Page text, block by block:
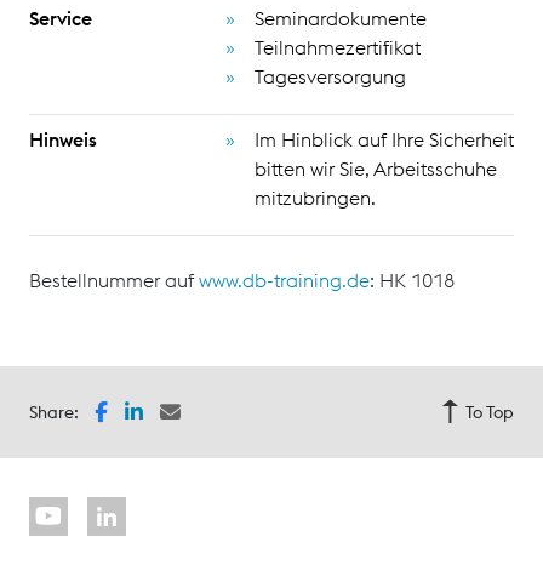
Service
Seminardokumente
Teilnahmezertifikat
Tagesversorgung
Hinweis
Im Hinblick auf Ihre Sicherheit
bitten wir Sie, Arbeitsschuhe
mitzubringen.
Bestellnummer aufwww.db-training.de: HK 1018
Share: To Top